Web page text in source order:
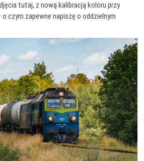
tutaj, z nową kalibracją koloru przy
o czym zapewne napiszę o oddzielnym